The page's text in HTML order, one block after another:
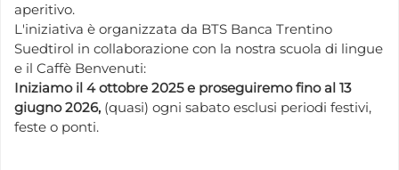
aperitivo.
L'iniziativa è organizzata da BTS Banca Trentino
Suedtirol in collaborazione con la nostra scuola di lingue
e il Caffè Benvenuti:
Iniziamo il 4 ottobre 2025 e proseguiremo fino al 13
giugno 2026, (quasi) ogni sabato esclusi periodi festivi,
feste o ponti.